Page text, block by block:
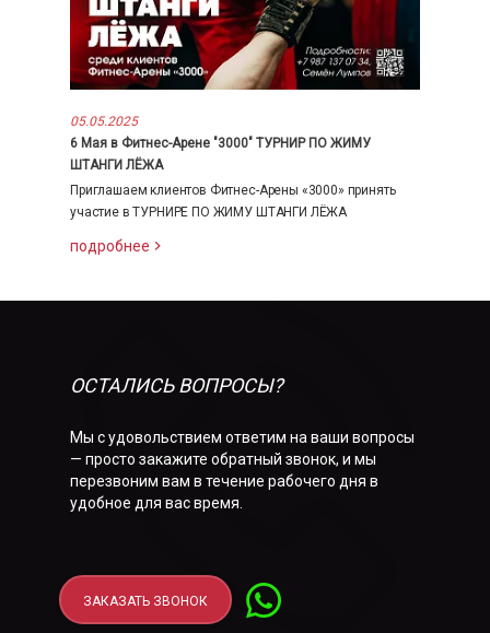
05.05.2025
6 Мая в Фитнес-Арене "3000" ТУРНИР ПО ЖИМУ
ШТАНГИ ЛЁЖА
Приглашаем клиентов Фитнес-Арены «3000» принять
участие в ТУРНИРЕ ПО ЖИМУ ШТАНГИ ЛЁЖА
подробнее
ОСТАЛИСЬ ВОПРОСЫ?
Мы с удовольствием ответим на ваши вопросы
— просто закажите обратный звонок, и мы
перезвоним вам в течение рабочего дня в
удобное для вас время.
ЗАКАЗАТЬ ЗВОНОК